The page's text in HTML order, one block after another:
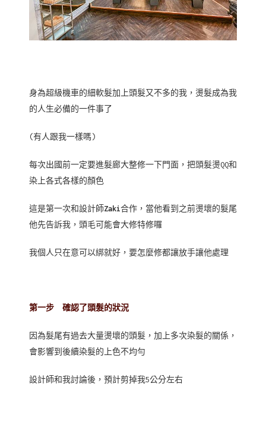
身為超級機車的細軟髮加上頭髮又不多的我，燙髮成為我
的人生必備的一件事了
(有人跟我一樣嗎)
每次出國前一定要進髮廊大整修一下門面，把頭髮燙QQ和
染上各式各樣的顏色
這是第一次和設計師Zaki合作，當他看到之前燙壞的髮尾
他先告訴我，頭毛可能會大修特修囉
我個人只在意可以綁就好，要怎麼修都讓放手讓他處理
第一步 確認了頭髮的狀況
因為髮尾有過去大量燙壞的頭髮，加上多次染髮的關係，
會影響到後續染髮的上色不均勻
設計師和我討論後，預計剪掉我5公分左右